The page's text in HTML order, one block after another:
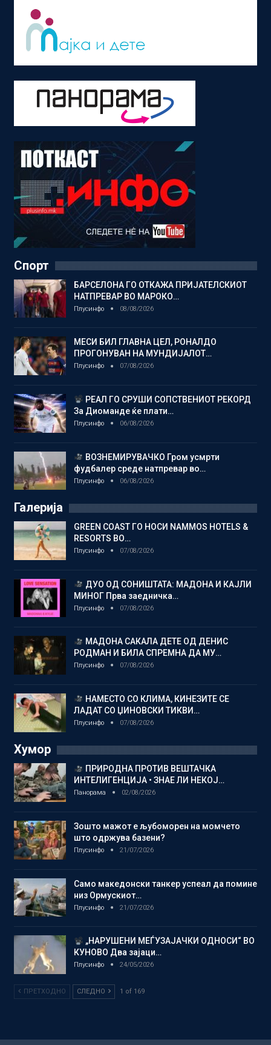
Спорт
БАРСЕЛОНА ГО ОТКАЖА ПРИЈАТЕЛСКИОТ
НАТПРЕВАР ВО МАРОКО…
Плусинфо 08/08/2026
МЕСИ БИЛ ГЛАВНА ЦЕЛ, РОНАЛДО
ПРОГОНУВАН НА МУНДИЈАЛОТ…
Плусинфо 07/08/2026
РЕАЛ ГО СРУШИ СОПСТВЕНИОТ РЕКОРД
За Диоманде ќе плати…
Плусинфо 06/08/2026
ВОЗНЕМИРУВАЧКО Гром усмрти
фудбалер среде натпревар во…
Плусинфо 06/08/2026
Галерија
GREEN COAST ГО НОСИ NAMMOS HOTELS &
RESORTS ВО…
Плусинфо 07/08/2026
ДУО ОД СОНИШТАТА: МАДОНА И КАЈЛИ
МИНОГ Прва заедничка…
Плусинфо 07/08/2026
МАДОНА САКАЛА ДЕТЕ ОД ДЕНИС
РОДМАН И БИЛА СПРЕМНА ДА МУ…
Плусинфо 07/08/2026
НАМЕСТО СО КЛИМА, КИНЕЗИТЕ СЕ
ЛАДАТ СО ЏИНОВСКИ ТИКВИ…
Плусинфо 07/08/2026
Хумор
ПРИРОДНА ПРОТИВ ВЕШТАЧКА
ИНТЕЛИГЕНЦИЈА • ЗНАЕ ЛИ НЕКОЈ…
Панорама 02/08/2026
Зошто мажот е љубоморен на момчето
што одржува базени?
Плусинфо 21/07/2026
Само македонски танкер успеал да помине
низ Ормускиот…
Плусинфо 21/07/2026
„НАРУШЕНИ МЕЃУЗАЈАЧКИ ОДНОСИ“ ВО
КУНОВО Два зајаци…
Плусинфо 24/05/2026
ПРЕТХОДНО СЛЕДНО 1 of 169